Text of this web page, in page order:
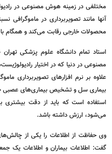
مختلفی در زمینه هوش مصنوعی در
آنها مانند تصویربرداری در ماموگرافی
محصولات خارجی رقابت می‌کند و همگام
استاد تمام دانشگاه علوم پزشکی
مصنوعی در دنیا که در اختیار
علاوه بر نرم افزار‌های تصویربرداری
بیماری سل و تشخیص بیماری‌های عصبی
استفاده است که باید از دقت بیشتری
می‌شود، ارزش داشته باشد.
وی حفاظت از اطلاعات را یکی از
گفت: اطلاعات بیماران و اطلاعات یک